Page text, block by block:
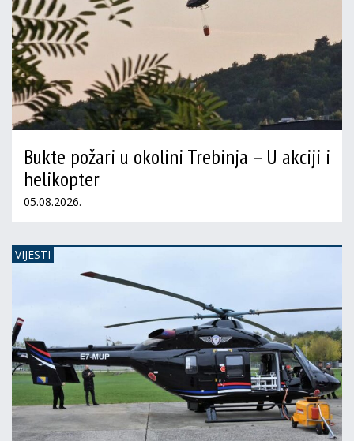
Bukte požari u okolini Trebinja – U akciji i
helikopter
05.08.2026.
VIJESTI